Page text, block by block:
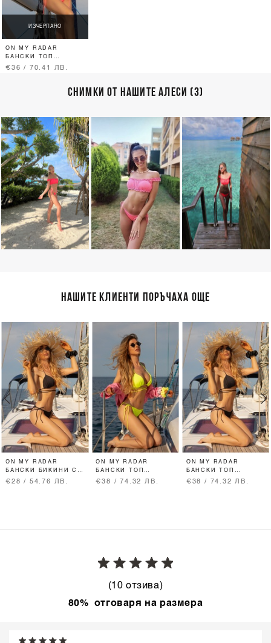
ИЗЧЕРПАНО
ON MY RADAR
БАНСКИ ТОП
RUFFLES - РОЗОВ
€36 / 70.41 ЛВ.
СНИМКИ ОТ НАШИТЕ АЛЕСИ (3)
НАШИТЕ КЛИЕНТИ ПОРЪЧАХА ОЩЕ
ON MY RADAR
БАНСКИ БИКИНИ С
НИСКА ТАЛИЯ -
€28 / 54.76 ЛВ.
ON MY RADAR
БАНСКИ ТОП
ТРИЪГЪЛНИЦИ -
€38 / 74.32 ЛВ.
ON MY RADAR
БАНСКИ ТОП
ТРИЪГЪЛНИЦИ -
€38 / 74.32 ЛВ.
(10 отзива)
80% отговаря на размера